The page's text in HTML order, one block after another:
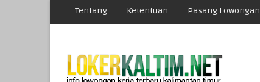
Tentang Ketentuan Pasang Lowongan